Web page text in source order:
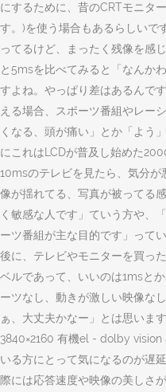
にするために、昔のCRTモニタ
す。)を使う場合もあるらしいで
ってるけど、まったく残像を感
と5msを比べてみると「なんか
すよね。やっぱり差はあるんで
える場合、スポーツ番組やレー
くなる、頭が痛い」とか「よう
にこれはLCDが普及し始めた
10msのテレビを見たら、気分
像が揺れてる、写真が被ってる
く敏感な人です」ていう方や、
ーツ番組が主な目的です」って
後に、テレビやモニターを買っ
ベルであって、いいのは1msと
ーツなし、動きが激しい映像な
ぁ、大丈夫かなー」とは思いま
3840×2160 有機el - dolby
いる方にとって気になるのが遅
際には応答速度や映像の美しさ